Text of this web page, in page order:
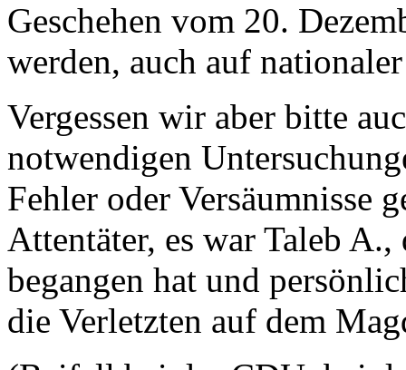
Geschehen vom 20.
werden, auch auf
Vergessen wir aber bitte
notwendigen
Fehler oder Versäumnisse
Attentäter, es war Taleb A.,
begangen hat und
die Verletzten auf dem